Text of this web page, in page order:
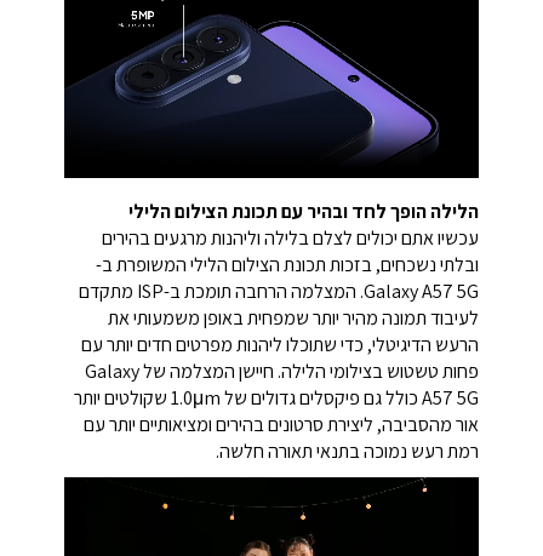
הלילה הופך לחד ובהיר עם תכונת הצילום הלילי
עכשיו אתם יכולים לצלם בלילה וליהנות מרגעים בהירים
ובלתי נשכחים, בזכות תכונת הצילום הלילי המשופרת ב-
Galaxy A57 5G. המצלמה הרחבה תומכת ב-ISP מתקדם
לעיבוד תמונה מהיר יותר שמפחית באופן משמעותי את
הרעש הדיגיטלי, כדי שתוכלו ליהנות מפרטים חדים יותר עם
פחות טשטוש בצילומי הלילה. חיישן המצלמה של Galaxy
A57 5G כולל גם פיקסלים גדולים של 1.0μm שקולטים יותר
אור מהסביבה, ליצירת סרטונים בהירים ומציאותיים יותר עם
רמת רעש נמוכה בתנאי תאורה חלשה.